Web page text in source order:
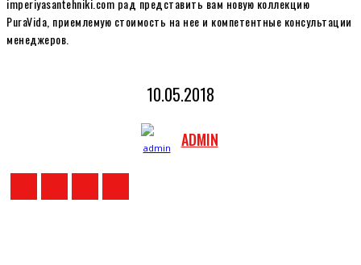
imperiyasantehniki.com рад представить вам новую коллекцию
PuraVida, приемлемую стоимость на нее и компетентные консультации
менеджеров.
10.05.2018
ADMIN